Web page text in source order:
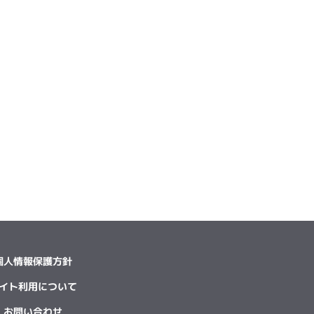
人情報保護方針
ト利用について
お問い合わせ